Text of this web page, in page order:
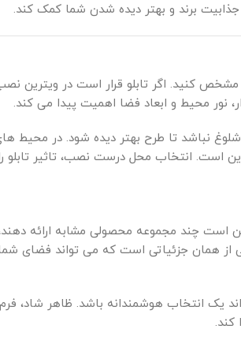
برند و بهتر دیده شدن شما کمک کند.
کنید. اگر تابلو قرار است در ویترین نصب
نور محیط و ابعاد فضا اهمیت پیدا می کند.
نباشد تا طرح بهتر دیده شود. در محیط
است. انتخاب محل درست نصب، تاثیر تابلو
است چند مجموعه محصولی مشابه ارائه
همان جزئیاتی است که می تواند فضای شما
یک انتخاب هوشمندانه باشد. ظاهر شاد،